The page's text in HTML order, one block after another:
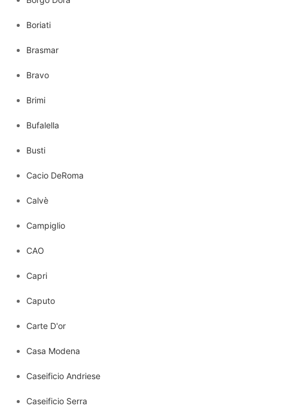
Boriati
Brasmar
Bravo
Brimi
Bufalella
Busti
Cacio DeRoma
Calvè
Campiglio
CAO
Capri
Caputo
Carte D'or
Casa Modena
Caseificio Andriese
Caseificio Serra